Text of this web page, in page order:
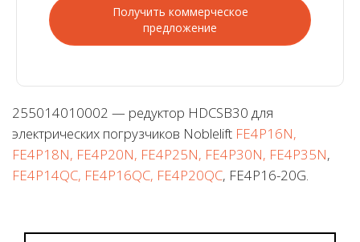
Получить коммерческое
предложение
255014010002 — редуктор HDCSB30 для
электрических погрузчиков Noblelift FE4P16N,
FE4P18N, FE4P20N, FE4P25N, FE4P30N, FE4P35N,
FE4P14QC, FE4P16QC, FE4P20QC, FE4P16-20G.